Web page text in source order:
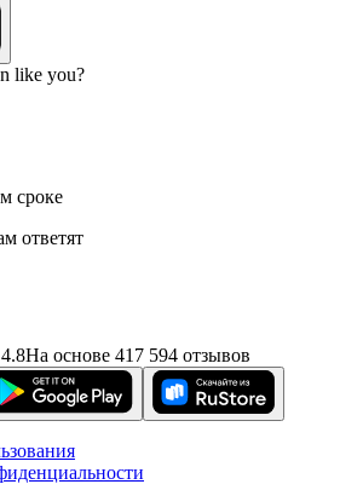
сроке
ответят
На основе 417 594 отзывов